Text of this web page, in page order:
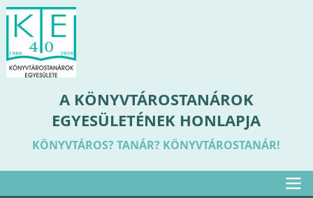
Ugrás
tartalomra
A KÖNYVTÁROSTANÁROK
EGYESÜLETÉNEK HONLAPJA
KÖNYVTÁROS? TANÁR? KÖNYVTÁROSTANÁR!